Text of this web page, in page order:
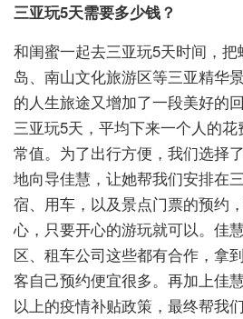
三亚玩5天需要多少钱？
和闺蜜一起去三亚玩5天时间，
岛、南山文化旅游区等三亚精华
的人生旅途又增加了一段美好的
三亚玩5天，平均下来一个人的
常值。为了出行方便，我们选择
地向导佳慧，让她帮我们安排在
宿、用车，以及景点门票的预约
心，只要开心的游玩就可以。佳
区、租车公司这些都有合作，拿
客自己预约便宜很多。再加上佳
以上的疫情补贴政策，最终帮我